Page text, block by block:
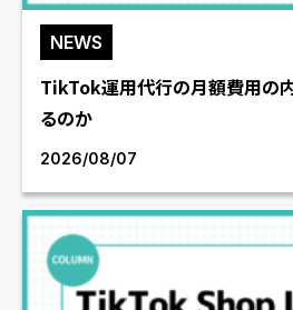
NEWS
TikTok運用代行の月額費用の
るのか
2026/08/07